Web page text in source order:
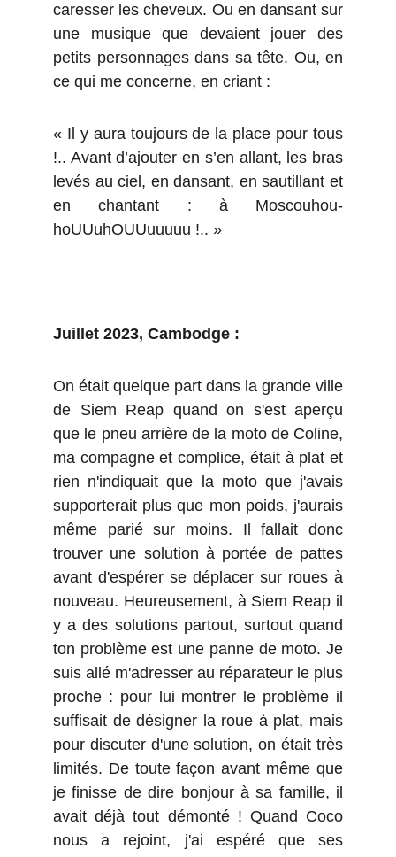
caresser les cheveux. Ou en dansant sur
une musique que devaient jouer des
petits personnages dans sa tête. Ou, en
ce qui me concerne, en criant :
« Il y aura toujours de la place pour tous
!.. Avant d’ajouter en s’en allant, les bras
levés au ciel, en dansant, en sautillant et
en chantant : à Moscouhou-
hoUUuhOUUuuuuu !.. »
Juillet 2023, Cambodge :
On était quelque part dans la grande ville
de Siem Reap quand on s'est aperçu
que le pneu arrière de la moto de Coline,
ma compagne et complice, était à plat et
rien n'indiquait que la moto que j'avais
supporterait plus que mon poids, j'aurais
même parié sur moins. Il fallait donc
trouver une solution à portée de pattes
avant d'espérer se déplacer sur roues à
nouveau. Heureusement, à Siem Reap il
y a des solutions partout, surtout quand
ton problème est une panne de moto. Je
suis allé m'adresser au réparateur le plus
proche : pour lui montrer le problème il
suffisait de désigner la roue à plat, mais
pour discuter d'une solution, on était très
limités. De toute façon avant même que
je finisse de dire bonjour à sa famille, il
avait déjà tout démonté ! Quand Coco
nous a rejoint, j'ai espéré que ses